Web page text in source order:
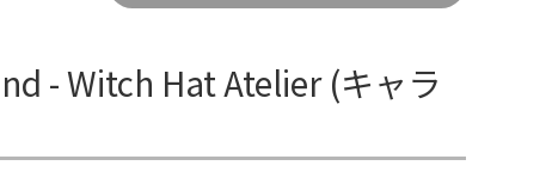
- Witch Hat Atelier (キャラ